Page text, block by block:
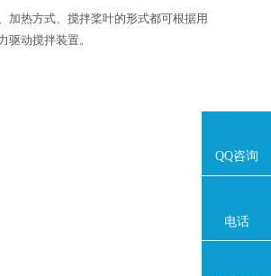
加热方式、搅拌桨叶的形式都可根据用
动搅拌装置。
QQ咨询
电话